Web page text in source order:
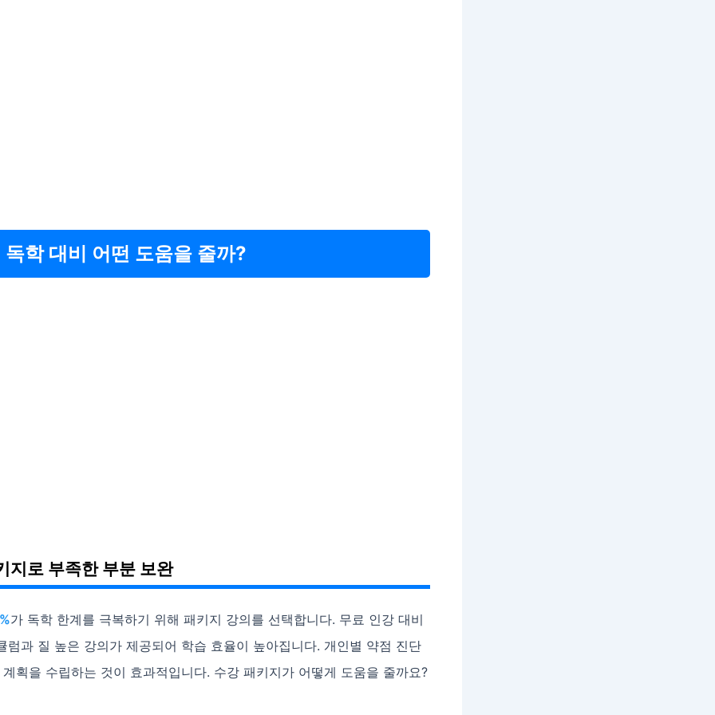
독학 대비 어떤 도움을 줄까?
지로 부족한 부분 보완
가 독학 한계를 극복하기 위해 패키지 강의를 선택합니다. 무료 인강 대비
럼과 질 높은 강의가 제공되어 학습 효율이 높아집니다. 개인별 약점 진단
획을 수립하는 것이 효과적입니다. 수강 패키지가 어떻게 도움을 줄까요?